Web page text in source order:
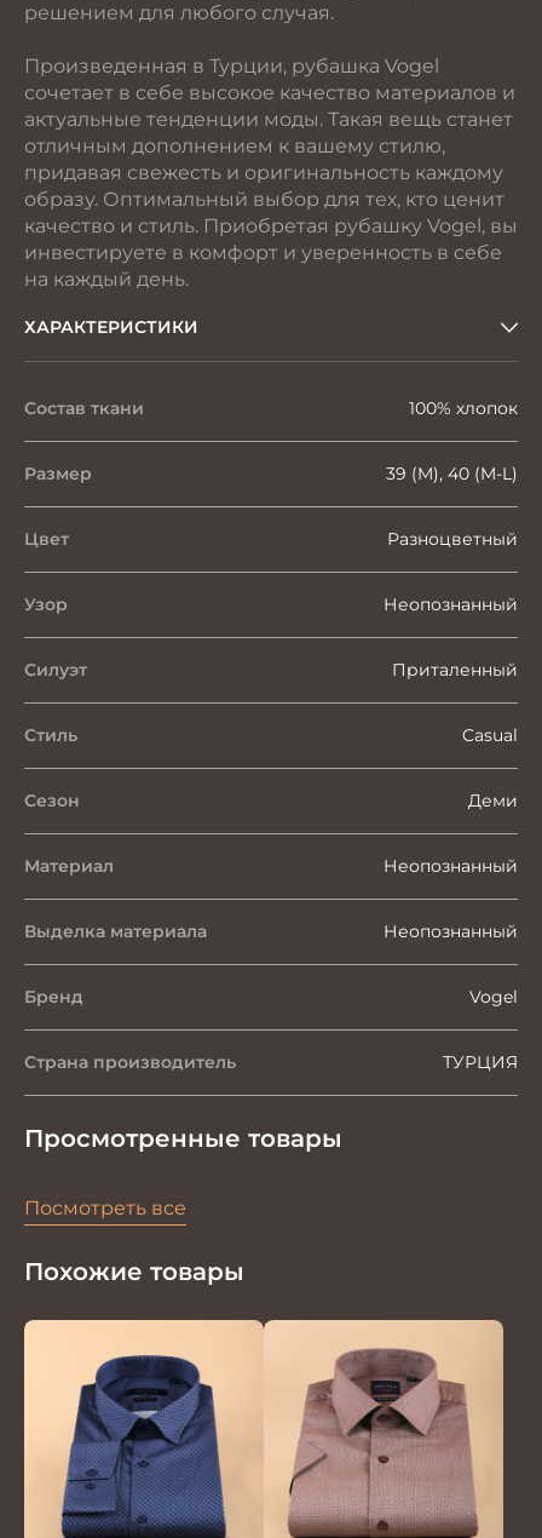
решением для любого случая.
Произведенная в Турции, рубашка Vogel
сочетает в себе высокое качество материалов и
актуальные тенденции моды. Такая вещь станет
отличным дополнением к вашему стилю,
придавая свежесть и оригинальность каждому
образу. Оптимальный выбор для тех, кто ценит
качество и стиль. Приобретая рубашку Vogel, вы
инвестируете в комфорт и уверенность в себе
на каждый день.
ХАРАКТЕРИСТИКИ
Состав ткани 100% хлопок
Размер 39 (M), 40 (M-L)
Цвет Разноцветный
Узор Неопознанный
Силуэт Приталенный
Стиль Casual
Сезон Деми
Материал Неопознанный
Выделка материала Неопознанный
Бренд Vogel
Страна производитель ТУРЦИЯ
Просмотренные товары
Посмотреть все
Похожие товары